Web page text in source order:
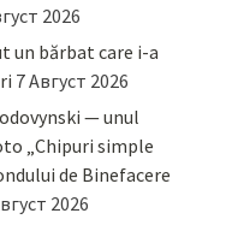
2026
un bărbat care i-a
7 Август 2026
— unul
„Chipuri simple
de Binefacere
2026